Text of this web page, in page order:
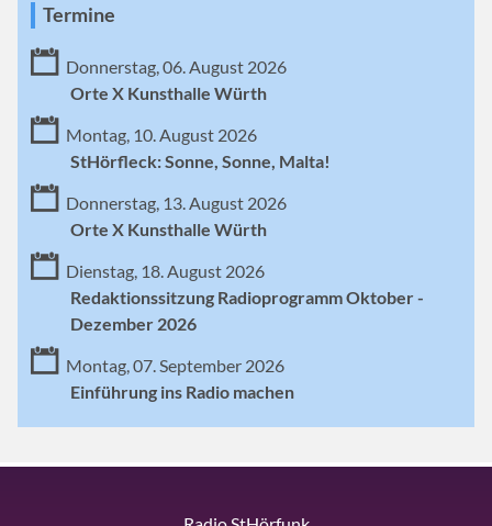
Termine
Donnerstag, 06. August 2026
Orte X Kunsthalle Würth
Montag, 10. August 2026
StHörfleck: Sonne, Sonne, Malta!
Donnerstag, 13. August 2026
Orte X Kunsthalle Würth
Dienstag, 18. August 2026
Redaktionssitzung Radioprogramm Oktober -
Dezember 2026
Montag, 07. September 2026
Einführung ins Radio machen